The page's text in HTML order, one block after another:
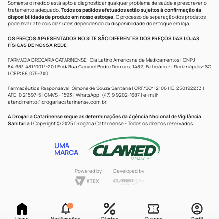
Somente o médico está apto a diagnosticar qualquer problema de saúde e prescrever o
tratamento adequado. Todos os pedidos efetuados estão sujeitos à confirmação da
disponibilidade de produto em nosso estoque.O processo de separação dos produtos
pode levar até dois dias úteis dependendo da disponibilidade do estoque em loja.
OS PREÇOS APRESENTADOS NO SITE SÃO DIFERENTES DOS PREÇOS DAS LOJAS
FÍSICAS DE NOSSA REDE.
FARMÁCIA DROGARIA CATARINENSE | Cia Latino Americana de Medicamentos | CNPJ:
84.683.481/0012-20 | End: Rua Coronel Pedro Demoro, 1482, Balneário - | Florianópolis- SC
| CEP: 88.075-300
Farmacêutica Responsável: Simone de Souza Santana | CRF/SC: 12106 | IE: 250192233 |
AFE: 0.21597-5 | CMVS - 1593 | WhatsApp: (47) 9 9202-1687 | e-mail:
atendimento@drogariacatarinense.com.br.
A Drogaria Catarinense segue as determinações da Agência Nacional de Vigilância
Sanitária | Copyright © 2025 Drogaria Catarinense - Todos os direitos reservados.
UMA
MARCA
Powered by Developed by